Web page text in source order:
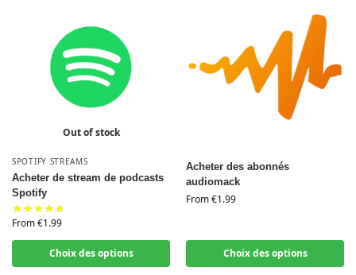
Out of stock
SPOTIFY STREAMS
Acheter de stream de podcasts
Spotify
From€1.99
Choix des options
Acheter des abonnés
audiomack
From€1.99
Choix des options